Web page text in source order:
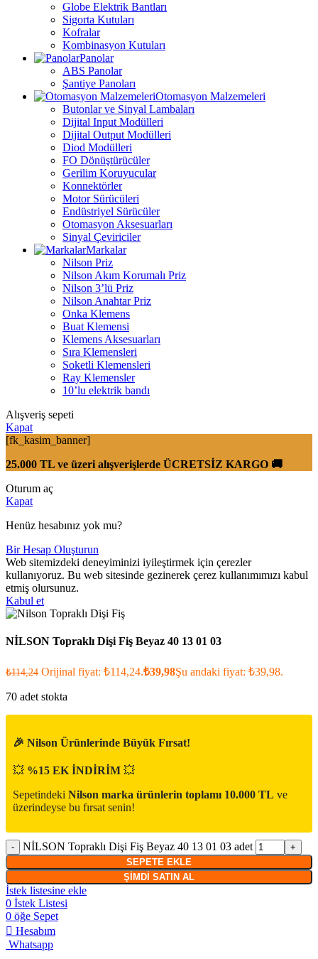
Globe Elektrik Bantları
Sigorta Kutuları
Kofralar
Kombinasyon Kutuları
Panolar
ABS Panolar
Şantiye Panoları
Otomasyon Malzemeleri
Butonlar ve Sinyal Lambaları
Dijital Input Modülleri
Dijital Output Modülleri
Diod Modülleri
FO Dönüştürücüler
Gerilim Koruyucular
Konnektörler
Motor Sürücüleri
Endüstriyel Sürücüler
Otomasyon Aksesuarları
Sinyal Çeviriciler
Markalar
Nilson Priz
Nilson Akım Korumalı Priz
Nilson 3’lü Priz
Nilson Anahtar Priz
Onka Klemens
Buat Klemensi
Klemens Aksesuarları
Sıra Klemensleri
Soketli Klemensleri
Ray Klemensler
10’lu elektrik bandı
Alışveriş sepeti
Kapat
[fk_kasim_banner]
25.000 TL ve üzeri alışverişlerde ÜCRETSİZ KARGO 🚚
Oturum aç
Kapat
Henüz hesabınız yok mu?
Bir Hesap Oluşturun
Web sitemizdeki deneyiminizi iyileştirmek için çerezler
kullanıyoruz. Bu web sitesinde gezinerek çerez kullanımımızı kabul
etmiş olursunuz.
Kabul et
NİLSON Topraklı Dişi Fiş Beyaz 40 13 01 03
₺114,24 Orijinal fiyat: ₺114,24.₺39,98Şu andaki fiyat: ₺39,98.
70 adet stokta
🎉 Nilson Ürünlerinde Büyük Fırsat!
💥 %15 EK İNDİRİM 💥
Sepetindeki Nilson marka ürünlerin toplamı 10.000 TL ve
üzerindeyse bu fırsat senin!
NİLSON Topraklı Dişi Fiş Beyaz 40 13 01 03 adet
SEPETE EKLE
ŞIMDI SATIN AL
İstek listesine ekle
0 İstek Listesi
0 öğe Sepet
Hesabım
Whatsapp